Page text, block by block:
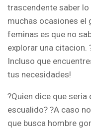
trascendente saber
muchas ocasiones el
feminas es que no
explorar una citacion.
Incluso que
tus necesidades!
?Quien dice que
escualido? ?A caso
que busca hombre